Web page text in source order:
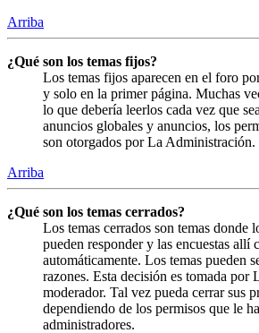
Arriba
¿Qué son los temas fijos?
Los temas fijos aparecen en el foro
y solo en la primer página. Muchas
lo que debería leerlos cada vez que
anuncios globales y anuncios, los
son otorgados por La Administración.
Arriba
¿Qué son los temas cerrados?
Los temas cerrados son temas donde
pueden responder y las encuestas allí
automáticamente. Los temas pueden
razones. Esta decisión es tomada por
moderador. Tal vez pueda cerrar sus
dependiendo de los permisos que le
administradores.